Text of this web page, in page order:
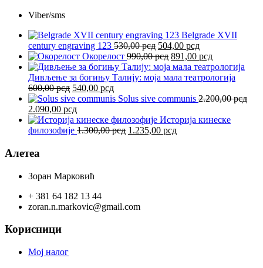
Viber/sms
Belgrade XVII
century engraving 123 530,00рсд Оригинална
цена
је
била:
504,00 рсдТренутна
цена
је:
504,00 рсд.
Окорелост 990,00рсд Оригинална
цена
је
990,00 рсд.
891,00 рсдТренутна
цена
је:
Дивљење за богињу Талију: моја мала театрологија
600,00рсд Оригинална
цена
је
била:
600,00 рсд.
540,00 рсдТренутна
цена
540,00 рсд.
Solus sive communis 2.200,00рсд
Оригинална
цена
је
2.200,00 рсд.
2.090,00 рсдТренутна
цена
је:
Историја кинеске
филозофије 1.300,00рсд Оригинална
1.235,00 рсдТренутна
Алетеа
Зоран Марковић
+ 381 64 182 13 44
zoran.n.markovic@gmail.com
Корисници
Мој налог